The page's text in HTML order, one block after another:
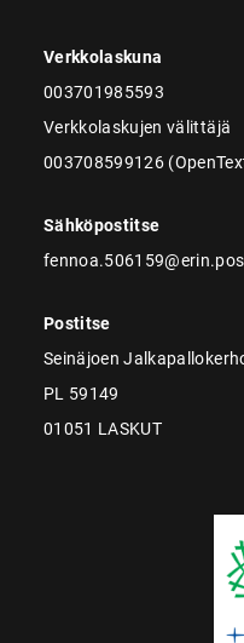
Verkkolaskuna
003701985593
Verkkolaskujen välittäjä
003708599126
Sähköpostitse
Postitse
Seinäjoen
PL 59149
01051 LASKUT